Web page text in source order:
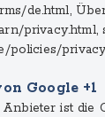
de.html,
privacy.html,
policies/
Google +1
ist die